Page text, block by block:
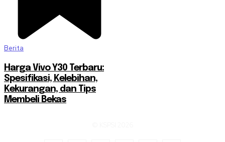
Berita
Harga Vivo Y30 Terbaru:
Spesifikasi, Kelebihan,
Kekurangan, dan Tips
Membeli Bekas